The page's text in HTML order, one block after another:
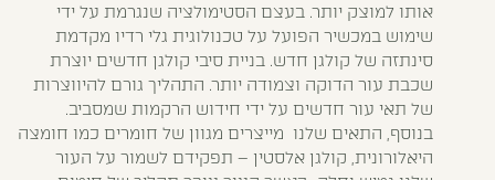
אותו למוצק יותר. בעצם הסטימולציה שנגרמת על ידי
שימוש במכשיר הפועל על טכנולוגית גלי רדיו מקדמת
סינתזה של קולגן חדש. בניית סיבי קולגן חדשים יוצרת
שכבת עור הדוקה וצמודה יותר. התהליך גורם להיווצרות
של תאי עור חדשים על ידי חידוש הרקמות שמסביב.
בנוסף, התאים שלנו מייצרים מגוון של חומרים כמו חומצה
היאלורונית, קולגן אלסטין – תפקידם לשמור על העור